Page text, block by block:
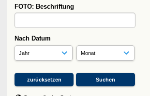
FOTO: Beschriftung
Nach Datum